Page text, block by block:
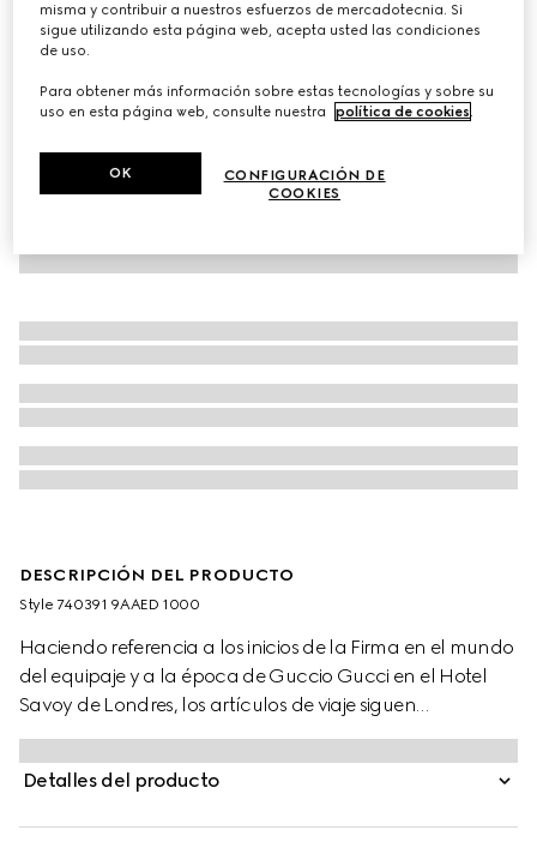
Variaciones lona Supreme negra
DESCRIPCIÓN DEL PRODUCTO
Style ‎740391 9AAED 1000
Haciendo referencia a los inicios de la Firma en el mundo
del equipaje y a la época de Guccio Gucci en el Hotel
Savoy de Londres, los artículos de viaje siguen
evolucionando para incorporar lo contemporáneo. Este
trolley de cabina plus se presenta en una combinación
única de aluminio negro y lona GG Supreme negra.
Detalles del producto
misma y contribuir a nuestros esfuerzos de mercadotecnia. Si
sigue utilizando esta página web, acepta usted las condiciones
de uso.
Para obtener más información sobre estas tecnologías y sobre su
uso en esta página web, consulte nuestra
política de cookies.
CONFIGURACIÓN DE
COOKIES
OK